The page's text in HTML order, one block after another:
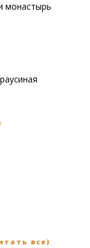
монастырь
все)